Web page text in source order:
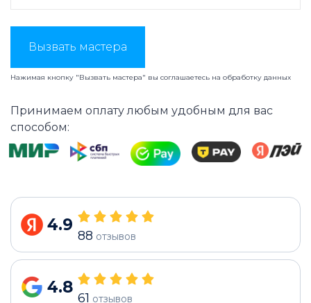
Вызвать мастера
Нажимая кнопку "Вызвать мастера" вы соглашаетесь на обработку данных
Принимаем оплату любым удобным для вас
способом:
4.9
88 отзывов
4.8
61 отзывов